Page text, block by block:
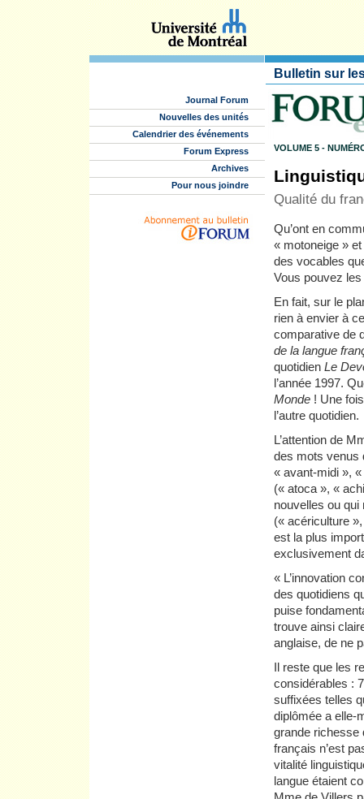
Journal Forum
Nouvelles des unités
Calendrier des événements
Forum Express
Archives
Pour nous joindre
Bulletin sur
VOLUME 5 -
Qualité du
Qu’ont en
« motoneige »
des vocables
Vous pouvez
En fait, sur le
rien à envier à
comparative de
de la langue
quotidien Le
l’année 1997.
Monde ! Une
l’autre quotidien.
L’attention de
des mots venus
« avant-midi »,
(« atoca », «
nouvelles ou qui
(« acériculture
est la plus
exclusivement
« L’innovation
des quotidiens
puise
trouve ainsi
anglaise, de ne
Il reste que les
considérables :
suffixées telles
diplômée a elle-
grande
français n’est
vitalité
langue étaient